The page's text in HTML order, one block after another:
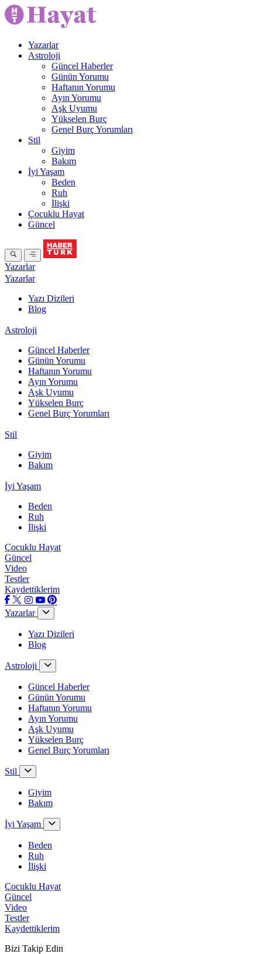
Yazarlar
Astroloji
Güncel Haberler
Günün Yorumu
Haftanın Yorumu
Ayın Yorumu
Aşk Uyumu
Yükselen Burç
Genel Burç Yorumları
Stil
Giyim
Bakım
İyi Yaşam
Beden
Ruh
İlişki
Çocuklu Hayat
Güncel
Yazarlar
Yazarlar
Yazı Dizileri
Blog
Astroloji
Güncel Haberler
Günün Yorumu
Haftanın Yorumu
Ayın Yorumu
Aşk Uyumu
Yükselen Burç
Genel Burç Yorumları
Stil
Giyim
Bakım
İyi Yaşam
Beden
Ruh
İlişki
Çocuklu Hayat
Güncel
Video
Testler
Kaydettiklerim
Yazarlar
Yazı Dizileri
Blog
Astroloji
Güncel Haberler
Günün Yorumu
Haftanın Yorumu
Ayın Yorumu
Aşk Uyumu
Yükselen Burç
Genel Burç Yorumları
Stil
Giyim
Bakım
İyi Yaşam
Beden
Ruh
İlişki
Çocuklu Hayat
Güncel
Video
Testler
Kaydettiklerim
Bizi Takip Edin